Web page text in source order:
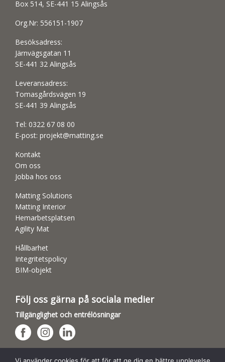
Box 514, SE-441 15 Alingsås
Org.Nr: 556151-1907
Besöksadress:
Järnvägsgatan 11
SE-441 32 Alingsås
Leveransadress:
Tomasgårdsvägen 19
SE-441 39 Alingsås
Tel: 0322 67 08 00
E-post: projekt@matting.se
Kontakt
Om oss
Jobba hos oss
Matting Solutions
Matting Interior
Hemarbetsplatsen
Agility Mat
Hållbarhet
Integritetspolicy
BIM-objekt
Följ oss gärna på sociala medier
Tillgänglighet och entrélösningar
Hundsporthallar